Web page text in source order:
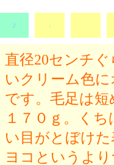
♪ ♪
直径20センチ
いクリーム色
です。毛足は
１７０ｇ。く
い目がとぼけ
ヨコというよ